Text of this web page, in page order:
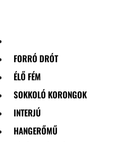
FORRÓ DRÓT
ÉLŐ FÉM
SOKKOLÓ KORONGOK
INTERJÚ
HANGERŐMŰ